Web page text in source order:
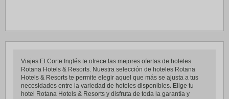
Viajes El Corte Inglés te ofrece las mejores ofertas de hoteles
Rotana Hotels & Resorts. Nuestra selección de hoteles Rotana
Hotels & Resorts te permite elegir aquel que más se ajusta a tus
necesidades entre la variedad de hoteles disponibles. Elige tu
hotel Rotana Hotels & Resorts y disfruta de toda la garantía y